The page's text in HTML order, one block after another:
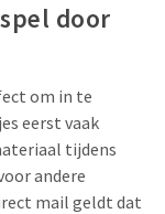
door
om in te
eerst vaak
tijdens
andere
mail geldt dat